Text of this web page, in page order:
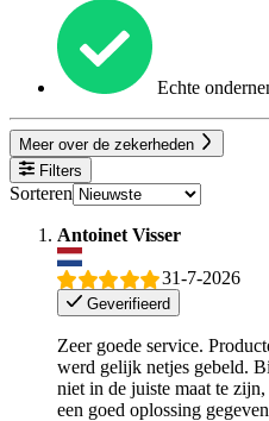
Echte
Meer over de zekerheden
Filters
Sorteren
Antoinet Visser
31-7-2026
Geverifieerd
Zeer goede service.
werd gelijk netjes gebeld.
niet in de juiste maat te
een goed oplossing